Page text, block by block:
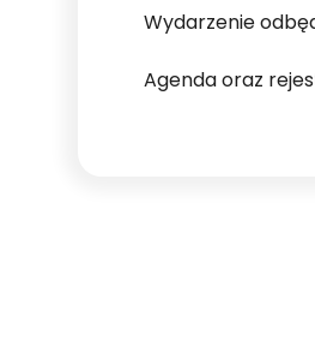
Wydarzenie
Agenda oraz